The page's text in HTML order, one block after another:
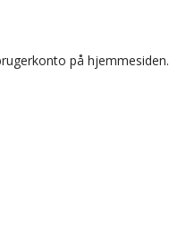
på hjemmesiden.